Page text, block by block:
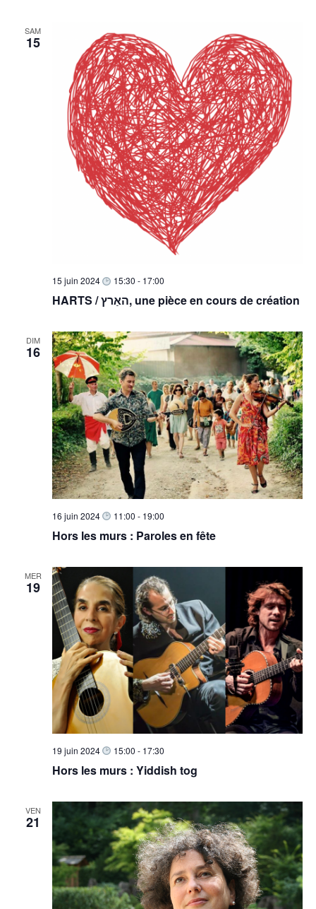
SAM
15
HARTS / האַרץ, une pièce en cours de création
15 juin 2024 15:30 - 17:00
DIM
16
Hors les murs : Paroles en fête
16 juin 2024 11:00 - 19:00
MER
19
Hors les murs : Yiddish tog
19 juin 2024 15:00 - 17:30
VEN
21